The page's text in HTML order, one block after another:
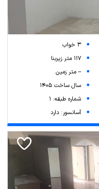
3 خواب
117 متر زیربنا
-- متر زمین
سال ساخت 1405
شماره طبقه: 1
آسانسور: دارد